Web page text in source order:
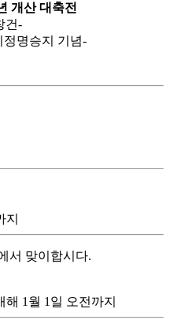
개산 대축전
건-
정명승지 기념-
지
서 맞이합시다.
해 1월 1일 오전까지